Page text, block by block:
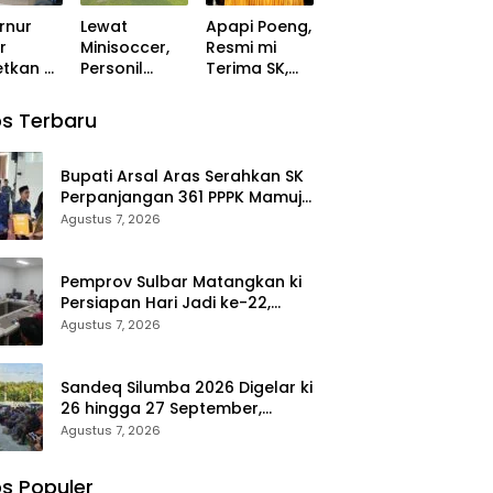
ki
Kegiatan
Libatkan
Masyarakat
ki
Lanjut
BPK
11
Lewat
Minisoccer,
Personil
dan Polresta
Kemenkeu
Sulbar
Eratkan ki
n
Apapi Poeng,
Resmi mi
Terima SK,
Perdana
Terbaru
Bupati Arsal Aras Serahkan SK
Perpanjangan 361 PPPK Mamuju
Tengah, Dorong ki Kebijakan
Agustus 7, 2026
Pemprov Sulbar Matangkan ki
Persiapan Hari Jadi ke-22,
Rangkaian Kegiatan Libatkan
Agustus 7, 2026
Sandeq Silumba 2026 Digelar ki
26 hingga 27 September,
Rangkaian HUT Sulbar
Agustus 7, 2026
Populer